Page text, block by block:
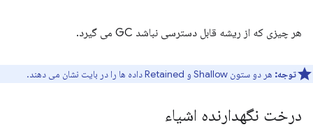
هر چیزی که از ریشه قابل دسترسی نباشد GC می گیرد.
توجه: هر دو ستون Shallow و Retained داده ها را در بایت نشان می دهند.
درخت نگهدارنده اشیاء